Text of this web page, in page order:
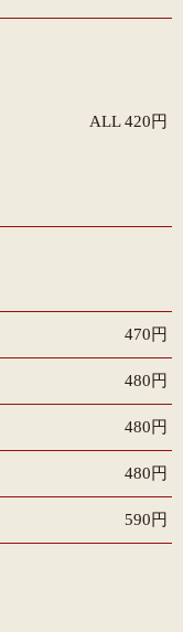
ALL 420円
470円
480円
480円
480円
590円